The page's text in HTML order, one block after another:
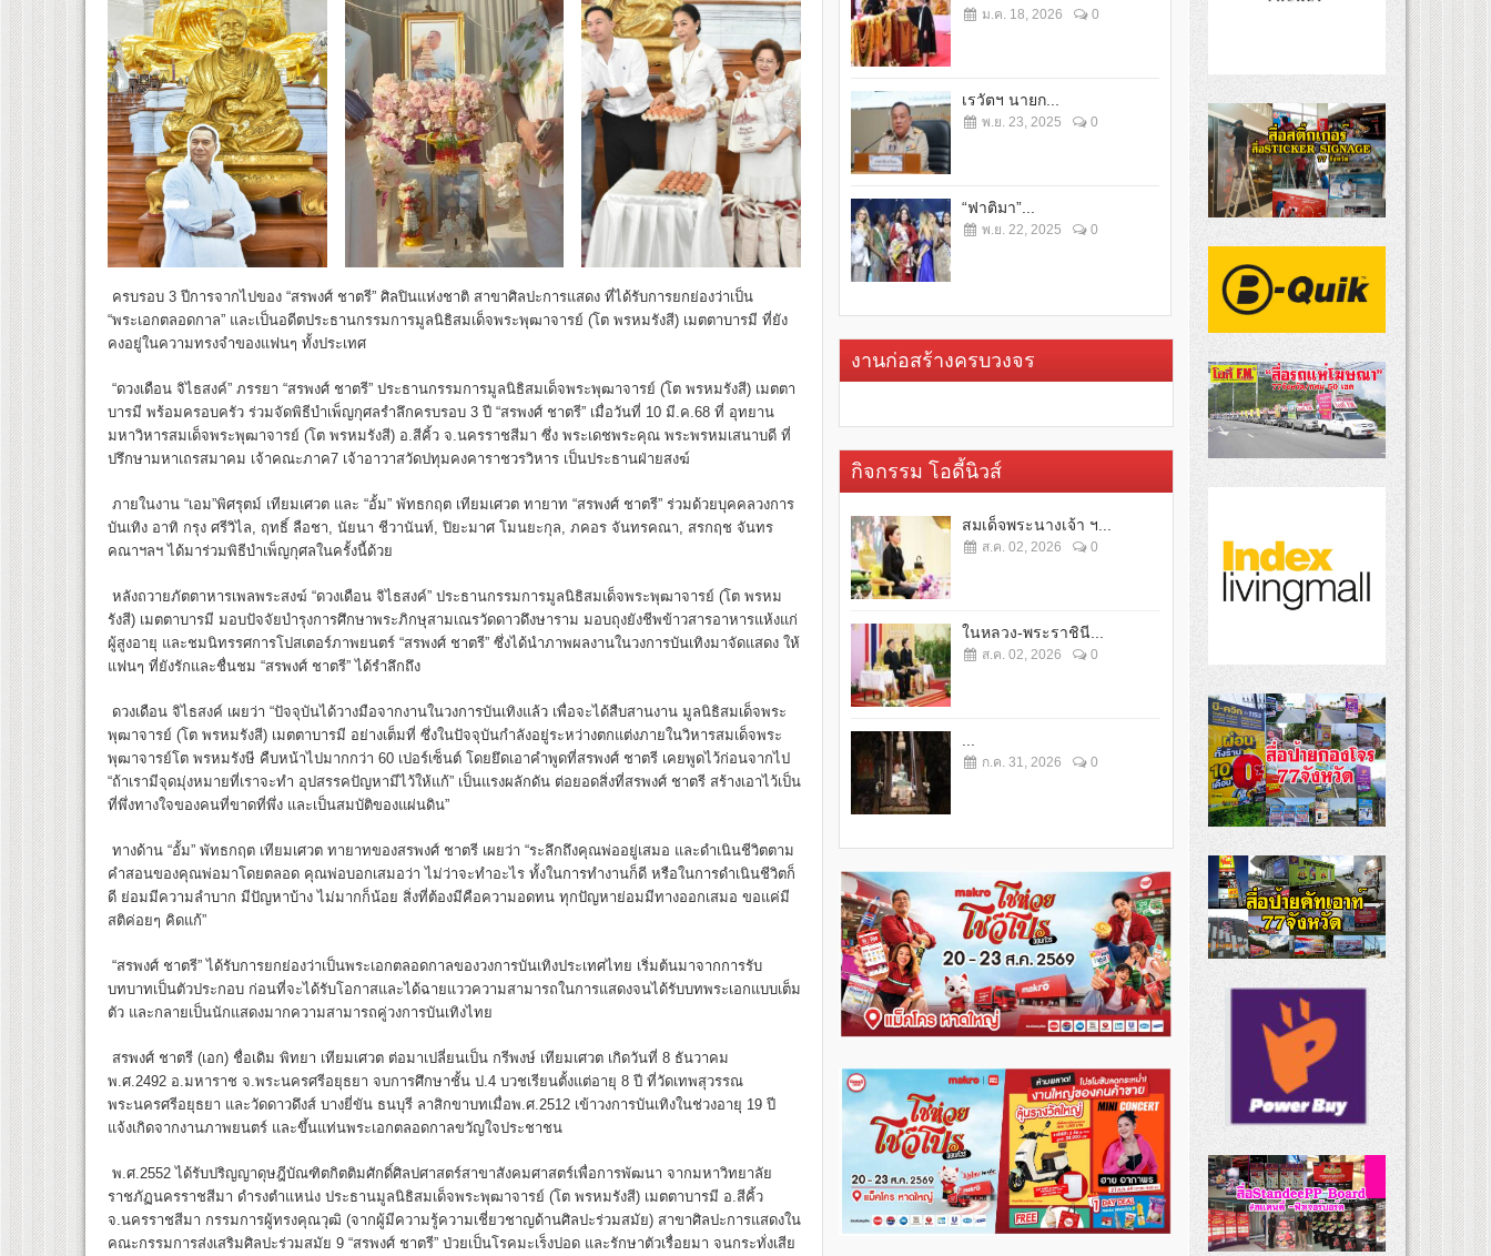
ครบรอบ 3 ปีการจากไปของ “สรพงศ์ ชาตรี” ศิลปินแห่งชาติ สาขาศิลปะการแสดง ที่ได้รับการยกย่องว่าเป็น
“พระเอกตลอดกาล” และเป็นอดีตประธานกรรมการมูลนิธิสมเด็จพระพุฒาจารย์ (โต พรหมรังสี) เมตตาบารมี ที่ยัง
คงอยู่ในความทรงจำของแฟนๆ ทั้งประเทศ
“ดวงเดือน จิไธสงค์” ภรรยา “สรพงศ์ ชาตรี” ประธานกรรมการมูลนิธิสมเด็จพระพุฒาจารย์ (โต พรหมรังสี) เมตตา
บารมี พร้อมครอบครัว ร่วมจัดพิธีบำเพ็ญกุศลรำลึกครบรอบ 3 ปี “สรพงศ์ ชาตรี” เมื่อวันที่ 10 มี.ค.68 ที่ อุทยาน
มหาวิหารสมเด็จพระพุฒาจารย์ (โต พรหมรังสี) อ.สีคิ้ว จ.นครราชสีมา ซึ่ง พระเดชพระคุณ พระพรหมเสนาบดี ที่
ปรึกษามหาเถรสมาคม เจ้าคณะภาค7 เจ้าอาวาสวัดปทุมคงคาราชวรวิหาร เป็นประธานฝ่ายสงฆ์
ภายในงาน “เอม”พิศรุตม์ เทียมเศวต และ “อั้ม” พัทธกฤต เทียมเศวต ทายาท “สรพงศ์ ชาตรี” ร่วมด้วยบุคคลวงการ
บันเทิง อาทิ กรุง ศรีวิไล, ฤทธิ์ ลือชา, นัยนา ชีวานันท์, ปิยะมาศ โมนยะกุล, ภคอร จันทรคณา, สรกฤช จันทร
คณาฯลฯ ได้มาร่วมพิธีบำเพ็ญกุศลในครั้งนี้ด้วย
หลังถวายภัตตาหารเพลพระสงฆ์ “ดวงเดือน จิไธสงค์” ประธานกรรมการมูลนิธิสมเด็จพระพุฒาจารย์ (โต พรหม
รังสี) เมตตาบารมี มอบปัจจัยบำรุงการศึกษาพระภิกษุสามเณรวัดดาวดึงษาราม มอบถุงยังชีพข้าวสารอาหารแห้งแก่
ผู้สูงอายุ และชมนิทรรศการโปสเตอร์ภาพยนตร์ “สรพงศ์ ชาตรี” ซึ่งได้นำภาพผลงานในวงการบันเทิงมาจัดแสดง ให้
แฟนๆ ที่ยังรักและชื่นชม “สรพงศ์ ชาตรี” ได้รำลึกถึง
ดวงเดือน จิไธสงค์ เผยว่า “ปัจจุบันได้วางมือจากงานในวงการบันเทิงแล้ว เพื่อจะได้สืบสานงาน มูลนิธิสมเด็จพระ
พุฒาจารย์ (โต พรหมรังสี) เมตตาบารมี อย่างเต็มที่ ซึ่งในปัจจุบันกำลังอยู่ระหว่างตกแต่งภายในวิหารสมเด็จพระ
พุฒาจารย์โต พรหมรังษี คืบหน้าไปมากกว่า 60 เปอร์เซ็นต์ โดยยึดเอาคำพูดที่สรพงศ์ ชาตรี เคยพูดไว้ก่อนจากไป
“ถ้าเรามีจุดมุ่งหมายที่เราจะทำ อุปสรรคปัญหามีไว้ให้แก้” เป็นแรงผลักดัน ต่อยอดสิ่งที่สรพงศ์ ชาตรี สร้างเอาไว้เป็น
ที่พึ่งทางใจของคนที่ขาดที่พึ่ง และเป็นสมบัติของแผ่นดิน”
ทางด้าน “อั้ม” พัทธกฤต เทียมเศวต ทายาทของสรพงศ์ ชาตรี เผยว่า “ระลึกถึงคุณพ่ออยู่เสมอ และดำเนินชีวิตตาม
คำสอนของคุณพ่อมาโดยตลอด คุณพ่อบอกเสมอว่า ไม่ว่าจะทำอะไร ทั้งในการทำงานก็ดี หรือในการดำเนินชีวิตก็
ดี ย่อมมีความลำบาก มีปัญหาบ้าง ไม่มากก็น้อย สิ่งที่ต้องมีคือความอดทน ทุกปัญหาย่อมมีทางออกเสมอ ขอแค่มี
สติค่อยๆ คิดแก้”
“สรพงศ์ ชาตรี” ได้รับการยกย่องว่าเป็นพระเอกตลอดกาลของวงการบันเทิงประเทศไทย เริ่มต้นมาจากการรับ
บทบาทเป็นตัวประกอบ ก่อนที่จะได้รับโอกาสและได้ฉายแววความสามารถในการแสดงจนได้รับบทพระเอกแบบเต็ม
ตัว และกลายเป็นนักแสดงมากความสามารถคู่วงการบันเทิงไทย
สรพงศ์ ชาตรี (เอก) ชื่อเดิม พิทยา เทียมเศวต ต่อมาเปลี่ยนเป็น กรีพงษ์ เทียมเศวต เกิดวันที่ 8 ธันวาคม
พ.ศ.2492 อ.มหาราช จ.พระนครศรีอยุธยา จบการศึกษาชั้น ป.4 บวชเรียนตั้งแต่อายุ 8 ปี ที่วัดเทพสุวรรณ
พระนครศรีอยุธยา และวัดดาวดึงส์ บางยี่ขัน ธนบุรี ลาสิกขาบทเมื่อพ.ศ.2512 เข้าวงการบันเทิงในช่วงอายุ 19 ปี
แจ้งเกิดจากงานภาพยนตร์ และขึ้นแท่นพระเอกตลอดกาลขวัญใจประชาชน
พ.ศ.2552 ได้รับปริญญาดุษฎีบัณฑิตกิตติมศักดิ์ศิลปศาสตร์สาขาสังคมศาสตร์เพื่อการพัฒนา จากมหาวิทยาลัย
ราชภัฏนครราชสีมา ดำรงตำแหน่ง ประธานมูลนิธิสมเด็จพระพุฒาจารย์ (โต พรหมรังสี) เมตตาบารมี อ.สีคิ้ว
จ.นครราชสีมา กรรมการผู้ทรงคุณวุฒิ (จากผู้มีความรู้ความเชี่ยวชาญด้านศิลปะร่วมสมัย) สาขาศิลปะการแสดงใน
คณะกรรมการส่งเสริมศิลปะร่วมสมัย 9 “สรพงศ์ ชาตรี” ป่วยเป็นโรคมะเร็งปอด และรักษาตัวเรื่อยมา จนกระทั่งเสีย
ม.ค. 18, 2026 0
เรวัตฯ นายก...
พ.ย. 23, 2025 0
“ฟาติมา”...
พ.ย. 22, 2025 0
งานก่อสร้างครบวงจร
กิจกรรม โอดี้นิวส์
สมเด็จพระนางเจ้า ฯ...
ส.ค. 02, 2026 0
ในหลวง-พระราชินี...
ส.ค. 02, 2026 0
ก.ค. 31, 2026 0